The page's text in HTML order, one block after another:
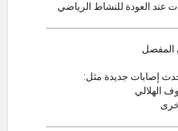
عند العودة للنشاط الرياضي
المفصل
إصابات جديدة مثل:
الهلالي